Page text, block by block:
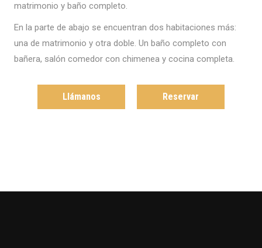
matrimonio y baño completo.
En la parte de abajo se encuentran dos habitaciones más:
una de matrimonio y otra doble. Un baño completo con
bañera, salón comedor con chimenea y cocina completa.
Llámanos Reservar